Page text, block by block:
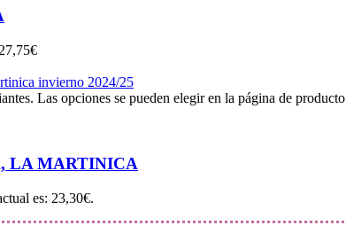
Las opciones se pueden elegir en la página de producto
LA MARTINICA
es: 23,30€.